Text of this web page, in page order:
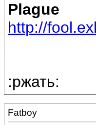
Plague
http://
:ржать:
Fatboy